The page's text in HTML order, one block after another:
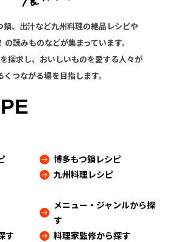
鍋、出汁など九州料理の絶品レシピや
の読みものなどが集まっています。
探求し、おいしいものを愛する人々が
くつながる場を目指します。
博多もつ鍋レシピ
九州料理レシピ
メニュー・ジャンルから探
す
す
料理家監修から探す